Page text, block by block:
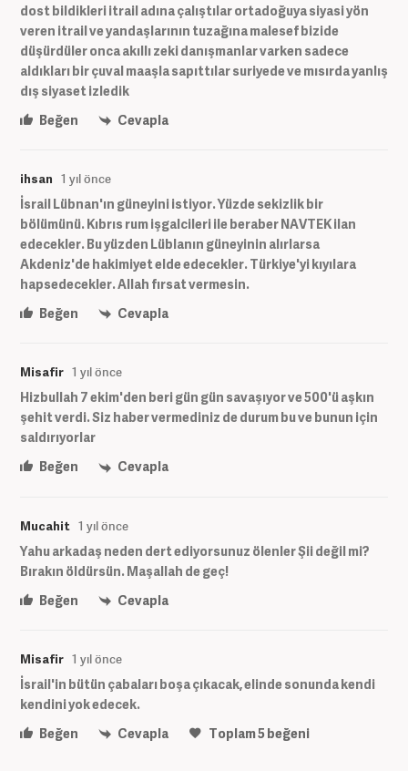
dost bildikleri itrail adına çalıştılar ortadoğuya siyasi yön
veren itrail ve yandaşlarının tuzağına malesef bizide
düşürdüler onca akıllı zeki danışmanlar varken sadece
aldıkları bir çuval maaşla sapıttılar suriyede ve mısırda yanlış
dış siyaset izledik
Beğen
Cevapla
ihsan 1 yıl önce
İsrail Lübnan'ın güneyini istiyor. Yüzde sekizlik bir
bölümünü. Kıbrıs rum işgalcileri ile beraber NAVTEK ilan
edecekler. Bu yüzden Lüblanın güneyinin alırlarsa
Akdeniz'de hakimiyet elde edecekler. Türkiye'yi kıyılara
hapsedecekler. Allah fırsat vermesin.
Beğen
Cevapla
Misafir 1 yıl önce
Hizbullah 7 ekim'den beri gün gün savaşıyor ve 500'ü aşkın
şehit verdi. Siz haber vermediniz de durum bu ve bunun için
saldırıyorlar
Beğen
Cevapla
Mucahit 1 yıl önce
Yahu arkadaş neden dert ediyorsunuz ölenler Şii değil mi?
Bırakın öldürsün. Maşallah de geç!
Beğen
Cevapla
Misafir 1 yıl önce
İsrail'in bütün çabaları boşa çıkacak, elinde sonunda kendi
kendini yok edecek.
Beğen
Cevapla Toplam5beğeni